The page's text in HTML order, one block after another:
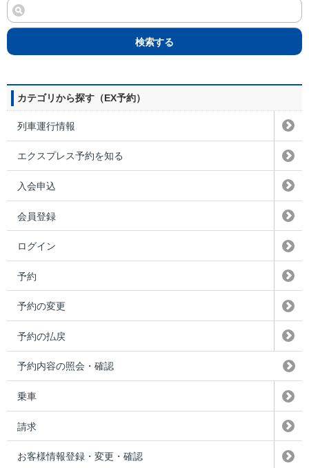
検索する
カテゴリから探す（EX予約）
列車運行情報
エクスプレス予約を知る
入会申込
会員登録
ログイン
予約
予約の変更
予約の払戻
予約内容の照会・確認
乗車
請求
お客様情報登録・変更・確認